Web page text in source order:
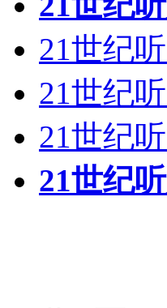
21世纪
21世纪
21世纪
21世纪